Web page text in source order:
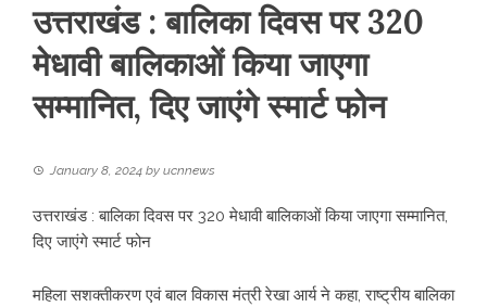
उत्तराखंड : बालिका दिवस पर 320
मेधावी बालिकाओं किया जाएगा
सम्मानित, दिए जाएंगे स्मार्ट फोन
January 8, 2024 by ucnnews
उत्तराखंड : बालिका दिवस पर 320 मेधावी बालिकाओं किया जाएगा सम्मानित,
दिए जाएंगे स्मार्ट फोन
महिला सशक्तीकरण एवं बाल विकास मंत्री रेखा आर्य ने कहा, राष्ट्रीय बालिका